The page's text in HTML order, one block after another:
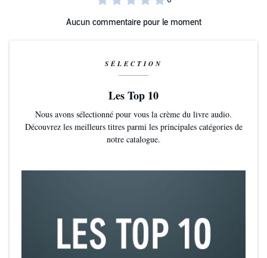
Aucun commentaire pour le moment
SÉLECTION
Les Top 10
Nous avons sélectionné pour vous la crème du livre audio.
Découvrez les meilleurs titres parmi les principales catégories de
notre catalogue.